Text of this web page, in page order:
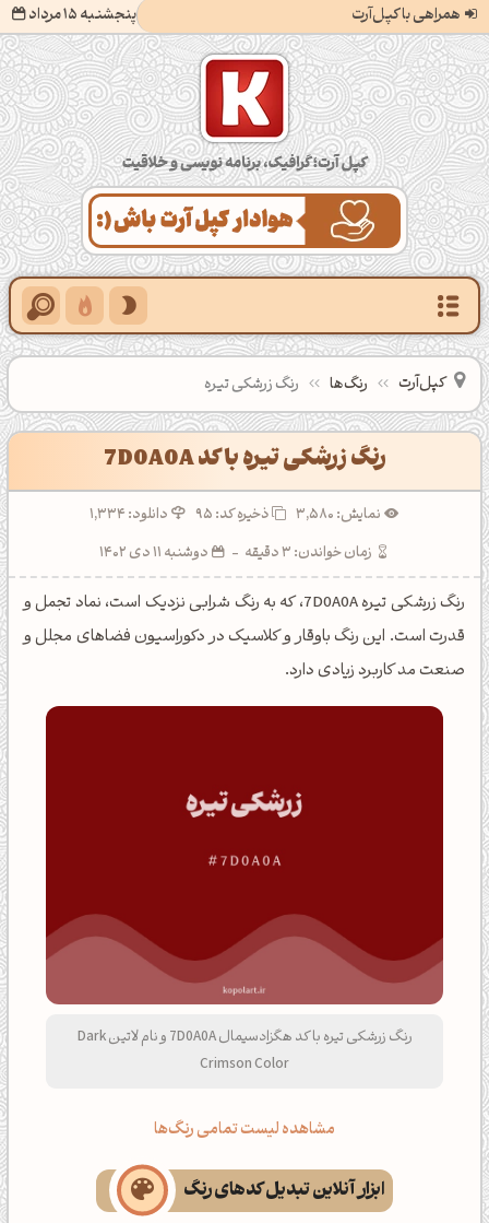
همراهی با کپل‌آرت پنجشنبه 15 مرداد کپل‌آرت؛ گرافیک، برنامه‌نویسی و خلاقیت
کپل‌آرت رنگ‌ها رنگ زرشکی تیره
رنگ زرشکی تیره با کد 7D0A0A
نمایش: 3,580 ذخیره کد:95
دانلود: 1,334
زمان خواندن: 3 دقیقه
- دوشنبه 11 دی 1402
رنگ زرشکی تیره 7D0A0A، که به رنگ شرابی نزدیک است، نماد تجمل و
قدرت است. این رنگ باوقار و کلاسیک در دکوراسیون فضاهای مجلل و
صنعت مد کاربرد زیادی دارد.
رنگ زرشکی تیره با کد هگزادسیمال 7D0A0A و نام لاتین Dark
Crimson Color
مشاهده لیست تمامی رنگ‌ها
ابزار آنلاین تبدیل کدهای رنگ